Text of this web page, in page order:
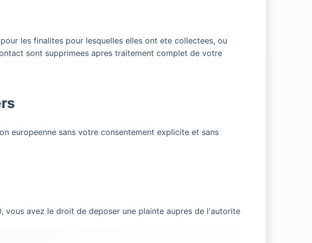
les finalites pour lesquelles elles ont ete collectees, ou
sont supprimees apres traitement complet de votre
europeenne sans votre consentement explicite et sans
vous avez le droit de deposer une plainte aupres de l'autorite